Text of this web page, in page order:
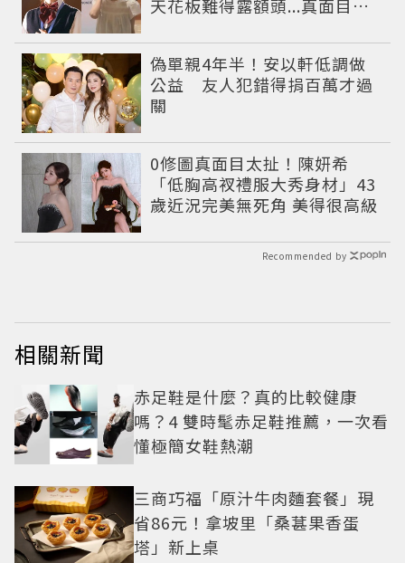
天花板難得露額頭...真面目嚇
偽單親4年半！安以軒低調做
公益 友人犯錯得捐百萬才過
關
0修圖真面目太扯！陳妍希
「低胸高衩禮服大秀身材」43
歲近況完美無死角 美得很高級
Recommended by
相關新聞
赤足鞋是什麼？真的比較健康
嗎？4 雙時髦赤足鞋推薦，一次看
懂極簡女鞋熱潮
三商巧福「原汁牛肉麵套餐」現
省86元！拿坡里「桑葚果香蛋
塔」新上桌